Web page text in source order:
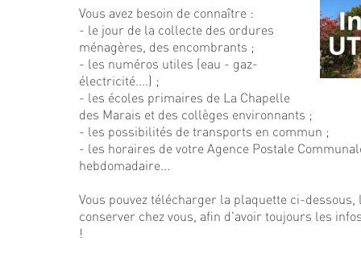
Vous avez besoin de connaître :
- le jour de la collecte des ordures
ménagères, des encombrants ;
- les numéros utiles (eau - gaz-
électricité....) ;
- les écoles primaires de La Chapelle
des Marais et des collèges environnants ;
- les possibilités de transports en commun ;
- les horaires de votre Agence Postale
hebdomadaire...
Vous pouvez télécharger la plaquette ci-
conserver chez vous, afin d'avoir toujours les
!